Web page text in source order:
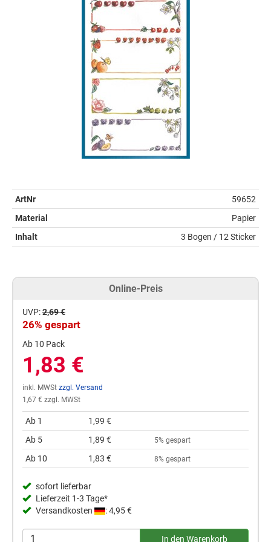
ArtNr
59652
Material
Papier
Inhalt
3 Bogen / 12 Sticker
Online-Preis
UVP:2,69 €
26% gespart
Ab 10 Pack
1,83 €
inkl. MWSt zzgl. Versand
1,67 € zzgl. MWSt
Ab 1
1,99 €
Ab 5
1,89 € 5% gespart
Ab 10 1,83 € 8% gespart
sofort lieferbar
Lieferzeit 1-3 Tage*
Versandkosten
: 4,95 €